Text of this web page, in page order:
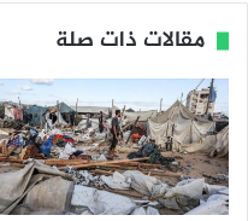
مقالات ذات صلة